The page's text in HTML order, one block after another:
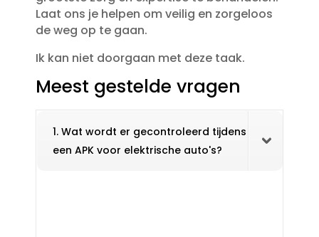
Laat ons je helpen om veilig en zorgeloos
de weg op te gaan.​
Ik kan niet doorgaan met deze taak.​
Meest gestelde vragen
1. Wat wordt er gecontroleerd tijdens
een APK voor elektrische auto's?